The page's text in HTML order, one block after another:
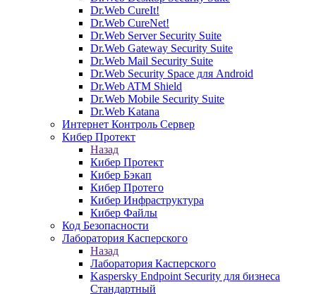
Dr.Web CureIt!
Dr.Web CureNet!
Dr.Web Server Security Suite
Dr.Web Gateway Security Suite
Dr.Web Mail Security Suite
Dr.Web Security Space для Android
Dr.Web ATM Shield
Dr.Web Mobile Security Suite
Dr.Web Katana
Интернет Контроль Сервер
Кибер Протект
Назад
Кибер Протект
Кибер Бэкап
Кибер Протего
Кибер Инфраструктура
Кибер Файлы
Код Безопасности
Лаборатория Касперского
Назад
Лаборатория Касперского
Kaspersky Endpoint Security для бизнеса
Стандартный